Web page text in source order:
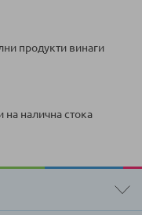
продукти винаги
на налична стока